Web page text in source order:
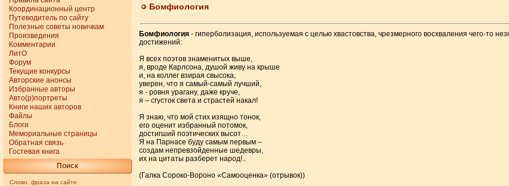
Координационный центр
Путеводитель по сайту
Полезные советы новичкам
Произведения
Комментарии
ЛитО
Форум
Текущие конкурсы
Авторские анонсы
Избранные авторы
Авто(р)портреты
Книги наших авторов
Файлы
Блоги
Мемориальные страницы
Обратная связь
Гостевая книга
Поиск
Слово, фраза на сайте
Бомфиология
Бомфиология- гиперболизация, используемая с целью хвастовства, чрезмерного восхваления чего-то
достижений:
Я всех поэтов знаменитых выше,
я, вроде Карлсона, душой живу на крыше
и, на коллег взирая свысока,
уверен, что я самый-самый лучший,
я - ровня урагану, даже круче,
я – сгусток света и страстей накал!
Я знаю, что мой стих изящно тонок,
его оценит избранный потомок,
достигший поэтических высот…
Я на Парнасе буду самым первым –
создам непревзойденные шедевры,
их на цитаты разберет народ!..
(Галка Сороко-Вороно «Самооценка» (отрывок))